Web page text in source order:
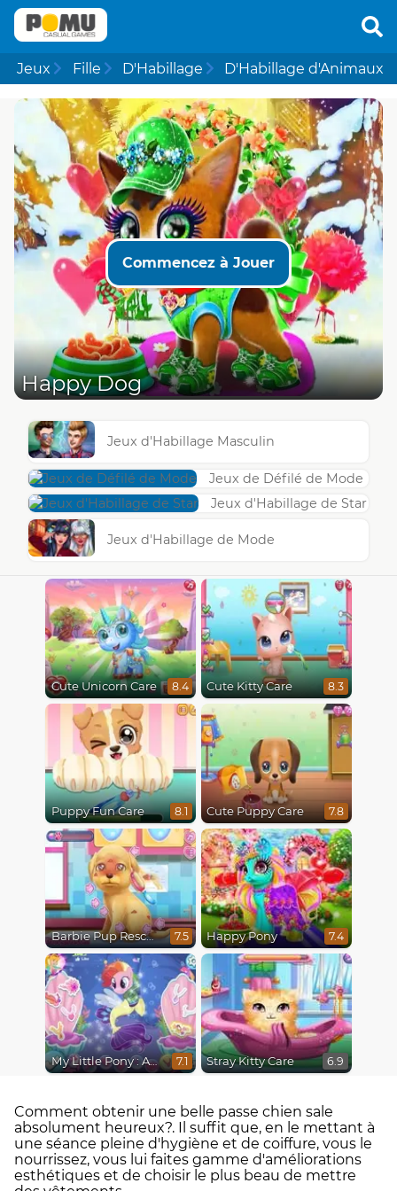
Jeux Fille D'Habillage D'Habillage d'Animaux
Commencez à Jouer
Happy Dog
Jeux d'Habillage Masculin
Jeux de Défilé de Mode
Jeux d'Habillage de Star
Jeux d'Habillage de Mode
Cute Unicorn Care 8.4 Cute Kitty Care 8.3
Puppy Fun Care 8.1 Cute Puppy Care 7.8
Barbie Pup Rescue 7.5 Happy Pony 7.4
My Little Pony : Adventures in Aquastria 7.1 Stray Kitty Care 6.9
Comment obtenir une belle passe chien sale
absolument heureux?. Il suffit que, en le mettant à
une séance pleine d'hygiène et de coiffure, vous le
nourrissez, vous lui faites gamme d'améliorations
esthétiques et de choisir le plus beau de mettre